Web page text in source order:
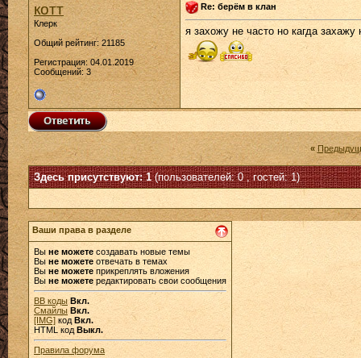
котт
Клерк
Общий рейтинг: 21185
Регистрация: 04.01.2019
Сообщений: 3
Re: берём в клан
я захожу не часто но кагда захажу
«
Здесь присутствуют: 1(пользователей: 0 , гостей: 1)
Ваши права в разделе
Вы не можете создавать новые темы
Выне можете отвечать в темах
Выне можете прикреплять вложения
Вы не можетередактировать свои сообщения
BB коды Вкл.
Смайлы Вкл.
[IMG] код Вкл.
HTML код Выкл.
Правила форума